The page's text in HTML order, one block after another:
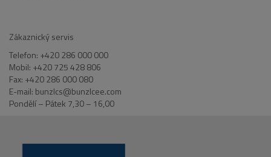
Zákaznický servis
Telefon: +420 286 000 000
Mobil: +420 725 428 806
Fax: +420 286 000 080
E-mail: bunzlcs@bunzlcee.com
Pondělí – Pátek 7,30 – 16,00